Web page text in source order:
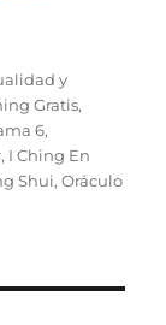
y
Gratis,
6,
, I Ching En
Shui,Oráculo